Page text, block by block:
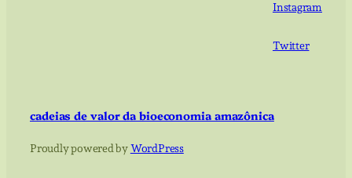
Instagram
Twitter
cadeias de valor da bioeconomia amazônica
Proudly powered byWordPress